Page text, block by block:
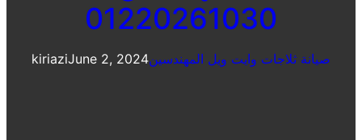
01220261030
kiriaziJune 2, 2024صيانة ثلاجات وايت ويل المهندسين